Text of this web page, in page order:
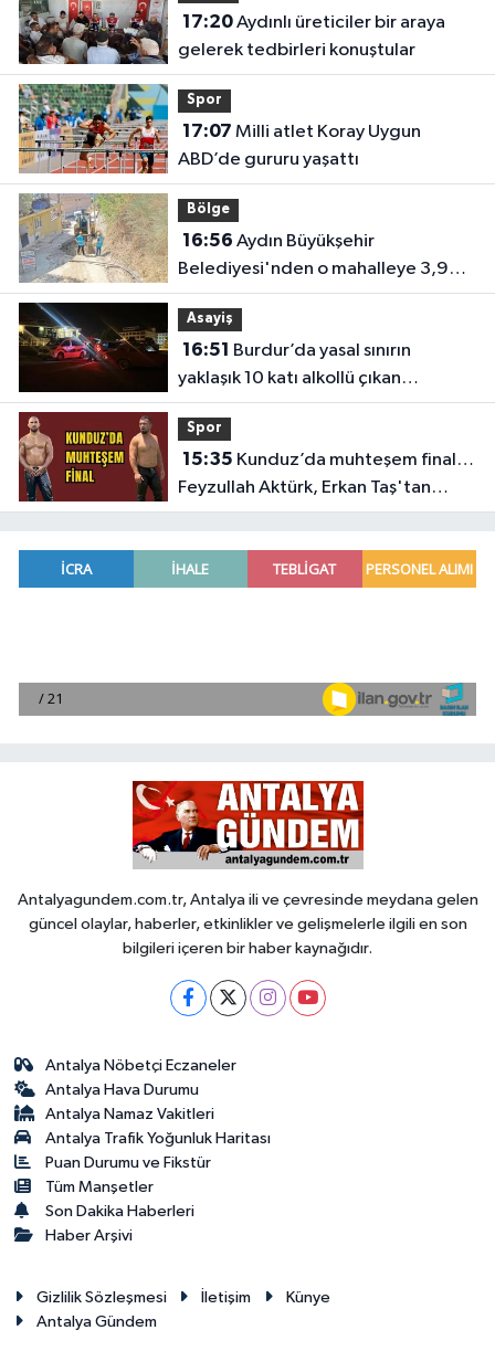
17:20Aydınlı üreticiler bir araya
gelerek tedbirleri konuştular
Spor
17:07
ABD’de gururu yaşattı
Bölge
16:56
Belediyesi'nden o mahalleye 3,9
milyon TL’lik yatırım
Asayiş
16:51
yaklaşık 10 katı alkollü çıkan
sürücüye büyük ceza
Spor
15:35
Feyzullah Aktürk, Erkan Taş'tan
Kırkpınar'ın rövanşını aldı
Antalyagundem.com.tr, Antalya ili ve çevresinde meydana gelen
güncel olaylar, haberler, etkinlikler ve gelişmelerle ilgili en son
bilgileri içeren bir haber kaynağıdır.
Antalya Nöbetçi Eczaneler
Antalya Hava Durumu
Antalya Namaz Vakitleri
Antalya Trafik Yoğunluk Haritası
Puan Durumu ve Fikstür
Tüm Manşetler
Son Dakika Haberleri
Haber Arşivi
Gizlilik Sözleşmesi İletişim
Künye
Antalya Gündem